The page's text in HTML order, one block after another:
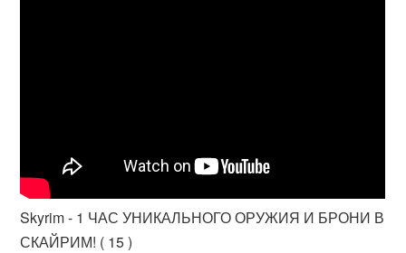
Skyrim - 1 ЧАС УНИКАЛЬНОГО ОРУЖИЯ И БРОНИ В
СКАЙРИМ! ( 15 )